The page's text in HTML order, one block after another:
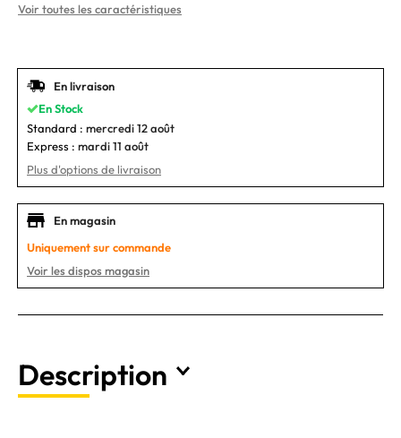
Voir toutes les caractéristiques
En livraison
En Stock
Standard : mercredi 12 août
Express : mardi 11 août
Plus d'options de livraison
En magasin
Uniquement sur commande
Voir les dispos magasin
Description